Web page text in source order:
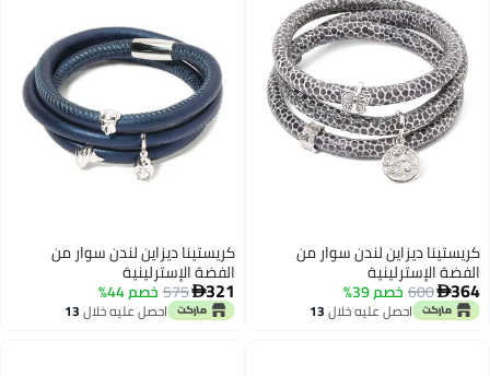
كريستينا ديزاين لندن سوار من
الفضة الإسترلينية
364
600 خصم 39%
احصل عليه خلال13
كريستينا ديزاين لندن سوار من
الفضة الإسترلينية
321
575 خصم 44%
احصل عليه خلال13